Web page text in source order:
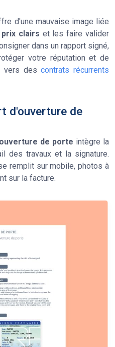
d'une mauvaise image liée
prix clairs et les faire valider
dans un rapport signé,
votre réputation et de
vers descontrats récurrents
d'ouverture de
de porte intègre la
des travaux et la signature.
remplit sur mobile, photos à
sur la facture.